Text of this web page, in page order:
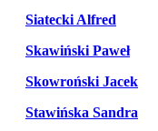
Siatecki Alfred
Skawiński Paweł
Skowroński Jacek
Stawińska Sandra